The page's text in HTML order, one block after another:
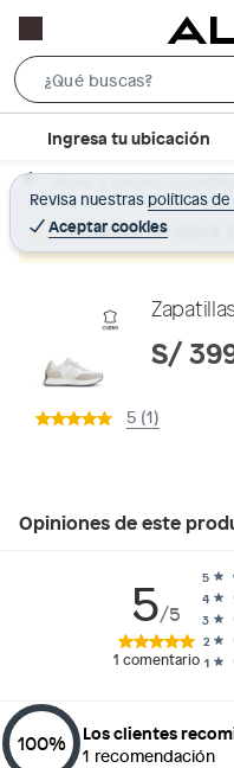
c
t
Ingresa tu ubicación
Revisa nuestras políticas
Aceptar cookies
Home Calzado y
Producto sin stock :(
S/
5 (1)
Opiniones de este
5/5
1 comentario 1
2
3
4
5
100% Los clientes
1 recomendación